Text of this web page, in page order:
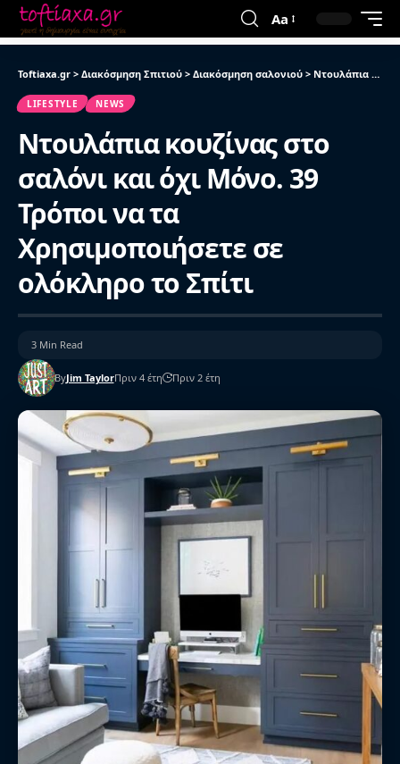
Aa
Toftiaxa.gr > Διακόσμηση Σπιτιού > Διακόσμηση σαλονιού > Ντουλάπια κουζίνας στο σαλόνι και όχι Μόνο. 39 Τρόποι να τα Χρησιμοποιήσετε σε ολόκληρο το Σπίτι
LIFESTYLE NEWS
Ντουλάπια κουζίνας στο
σαλόνι και όχι Μόνο. 39
Τρόποι να τα
Χρησιμοποιήσετε σε
ολόκληρο το Σπίτι
ByJim TaylorΠριν 4 έτη Πριν 2 έτη
3 Min Read